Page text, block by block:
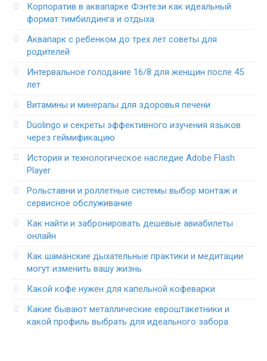
Корпоратив в аквапарке Фэнтези как идеальный
формат тимбилдинга и отдыха
Аквапарк с ребенком до трех лет советы для
родителей
Интервальное голодание 16/8 для женщин после 45
лет
Витамины и минералы для здоровья печени
Duolingo и секреты эффективного изучения языков
через геймификацию
История и технологическое наследие Adobe Flash
Player
Рольставни и роллетные системы выбор монтаж и
сервисное обслуживание
Как найти и забронировать дешевые авиабилеты
онлайн
Как шаманские дыхательные практики и медитации
могут изменить вашу жизнь
Какой кофе нужен для капельной кофеварки
Какие бывают металлические евроштакетники и
какой профиль выбрать для идеального забора